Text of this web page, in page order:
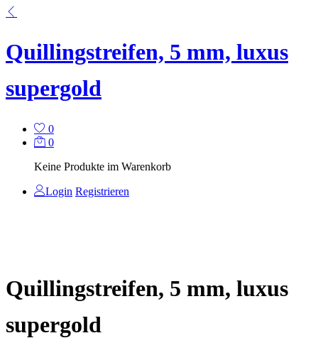
Quillingstreifen, 5 mm, luxus
supergold
0
0
Keine Produkte im Warenkorb
Login Registrieren
Quillingstreifen, 5 mm, luxus
supergold